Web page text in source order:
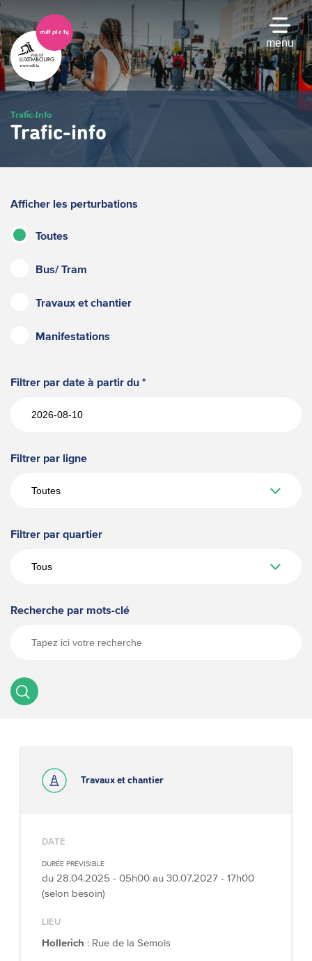
Passer
au
contenu
principal
menu
Trafic-Info
Trafic-info
Afficher les perturbations
Toutes
Bus/ Tram
Travaux et chantier
Manifestations
Filtrer par date à partir du
Filtrer par ligne
Filtrer par quartier
Recherche par mots-clé
Travaux et chantier
DATE
DURÉE PRÉVISIBLE
du 28.04.2025 - 05h00 au 30.07.2027 - 17h00
(selon besoin)
LIEU
Hollerich : Rue de la Semois